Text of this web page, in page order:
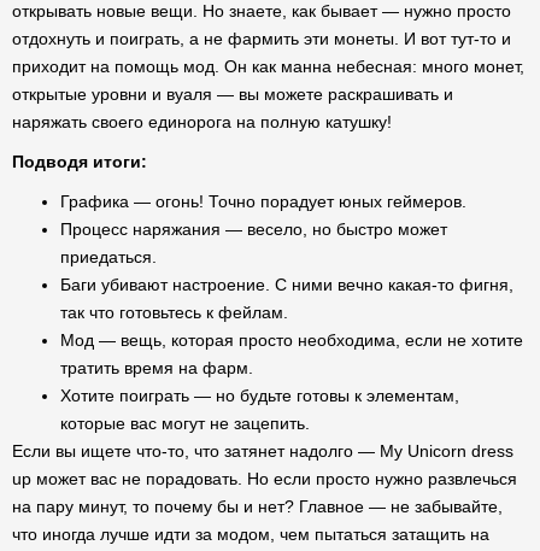
открывать новые вещи. Но знаете, как бывает — нужно просто
отдохнуть и поиграть, а не фармить эти монеты. И вот тут-то и
приходит на помощь мод. Он как манна небесная: много монет,
открытые уровни и вуаля — вы можете раскрашивать и
наряжать своего единорога на полную катушку!
Подводя итоги:
Графика — огонь! Точно порадует юных геймеров.
Процесс наряжания — весело, но быстро может
приедаться.
Баги убивают настроение. С ними вечно какая-то фигня,
так что готовьтесь к фейлам.
Мод — вещь, которая просто необходима, если не хотите
тратить время на фарм.
Хотите поиграть — но будьте готовы к элементам,
которые вас могут не зацепить.
Если вы ищете что-то, что затянет надолго — My Unicorn dress
up может вас не порадовать. Но если просто нужно развлечься
на пару минут, то почему бы и нет? Главное — не забывайте,
что иногда лучше идти за модом, чем пытаться затащить на